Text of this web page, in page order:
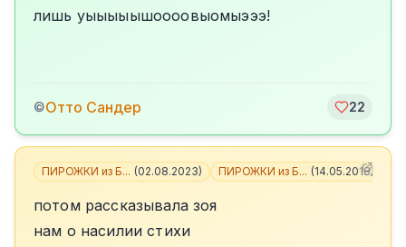
лишь уыыыыышоооовыомыэээ!
©Отто Сандер 22
ПИРОЖКИ из Б... (02.08.2023) ПИРОЖКИ из Б... (14.05.2018)
потом рассказывала зоя
нам о насилии стихи